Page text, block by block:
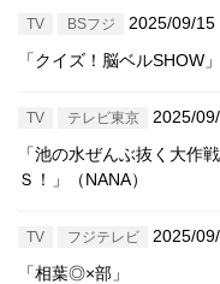
TV BSフジ
2025/09/15
「クイズ！脳ベルSHOW
TV テレビ東京
2025/
「池の水ぜんぶ抜く大作
Ｓ！」（NANA）
TV フジテレビ
2025/
「相葉◎×部」